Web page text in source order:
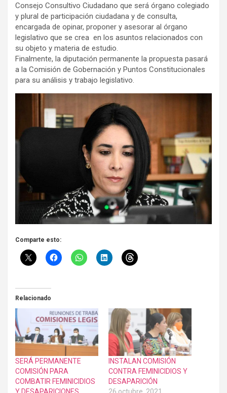
Consejo Consultivo Ciudadano que será órgano colegiado
y plural de participación ciudadana y de consulta,
encargada de opinar, proponer y asesorar al órgano
legislativo que se crea en los asuntos relacionados con
su objeto y materia de estudio.
Finalmente, la diputación permanente la propuesta pasará
a la Comisión de Gobernación y Puntos Constitucionales
para su análisis y trabajo legislativo.
Comparte esto:
Relacionado
SERÁ PERMANENTE
COMISIÓN PARA
COMBATIR FEMINICIDIOS
INSTALAN COMISIÓN
CONTRA FEMINICIDIOS Y
DESAPARICIÓN